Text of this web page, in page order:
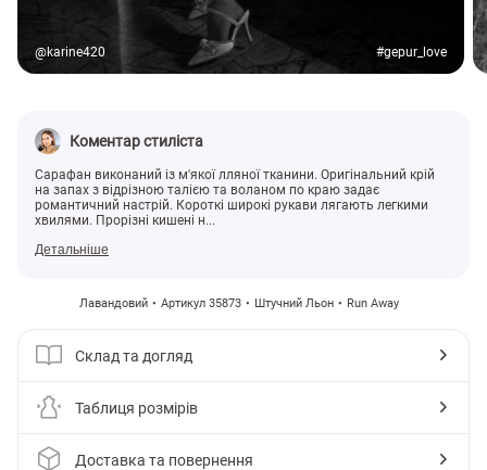
@karine420 #gepur_love
Коментар стиліста
Сарафан виконаний із м'якої лляної тканини. Оригінальний крій
на запaх з відрізною талією та воланом по краю задає
романтичний настрій. Короткі широкі рукави лягають легкими
хвилями. Прорізні кишені н...
Детальніше
Лавандовий Артикул 35873 Штучний Льон Run Away
Склад та догляд
Таблиця розмірів
Доставка та повернення